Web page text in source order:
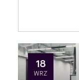
18
WRZ